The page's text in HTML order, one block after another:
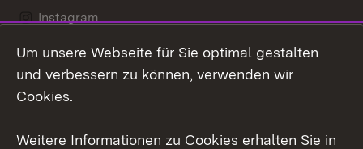
Instagram
Social Wall
Um unsere Webseite für Sie optimal gestalten
und verbessern zu können, verwenden wir
Cookies.
Weitere Informationen zu Cookies erhalten Sie in